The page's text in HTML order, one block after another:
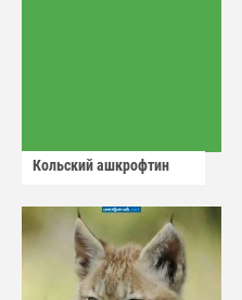
Кольский ашкрофтин